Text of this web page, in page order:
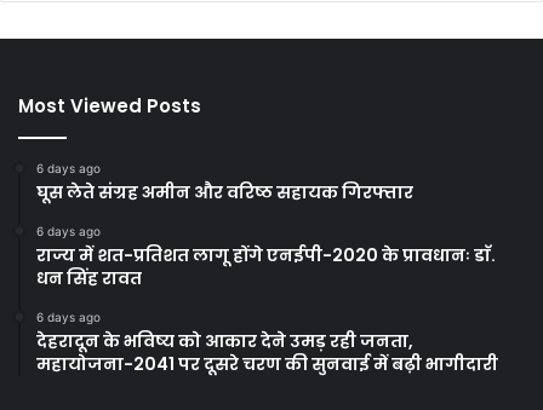
Most Viewed Posts
6 days ago
घूस लेते संग्रह अमीन और वरिष्ठ सहायक गिरफ्तार
6 days ago
राज्य में शत-प्रतिशत लागू होंगे एनईपी-2020 के प्रावधानः डाॅ.
धन सिंह रावत
6 days ago
देहरादून के भविष्य को आकार देने उमड़ रही जनता,
महायोजना-2041 पर दूसरे चरण की सुनवाई में बढ़ी भागीदारी